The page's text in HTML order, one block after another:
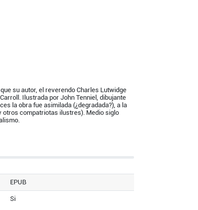
su autor, el reverendo Charles Lutwidge
Ilustrada por John Tenniel, dibujante
la obra fue asimilada (¿degradada?), a la
otros compatriotas ilustres). Medio siglo
EPUB
Si